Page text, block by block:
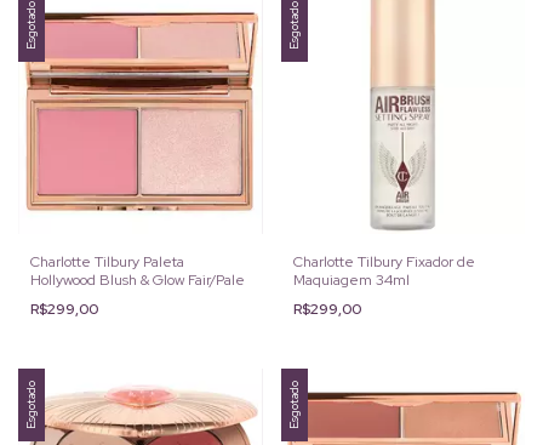
Esgotado
Charlotte Tilbury Paleta
Hollywood Blush & Glow Fair/Pale
R$299,00
Esgotado
Charlotte Tilbury Fixador de
Maquiagem 34ml
R$299,00
Esgotado Esgotado